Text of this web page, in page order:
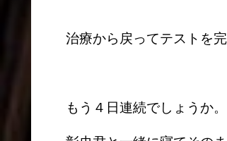
治療から戻ってテストを完
もう４日連続でしょうか。